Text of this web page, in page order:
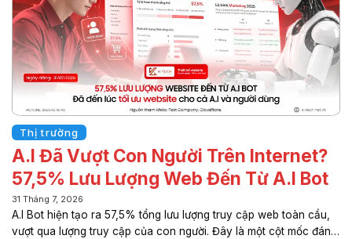
Thị trường
A.I Đã Vượt Con Người Trên Internet?
57,5% Lưu Lượng Web Đến Từ A.I Bot
31 Tháng 7, 2026
A.I Bot hiện tạo ra 57,5% tổng lưu lượng truy cập web toàn cầu,
vượt qua lượng truy cập của con người. Đây là một cột mốc đáng